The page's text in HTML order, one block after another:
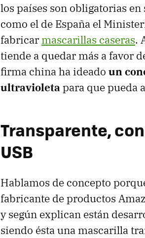
los países son obligatorias
como el de España el
fabricar mascarillas caseras.
tiende a quedar más a favor
firma china ha ideado un
ultravioleta para que pueda
Transparente,
USB
Hablamos de concepto
fabricante de productos
y según explican están
siendo ésta una mascarilla